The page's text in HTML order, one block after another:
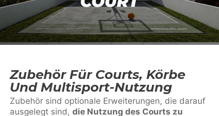
Zubehör Für Courts, Körbe
Und Multisport-Nutzung
Zubehör sind optionale Erweiterungen, die darauf
ausgelegt sind, die Nutzung des Courts zu